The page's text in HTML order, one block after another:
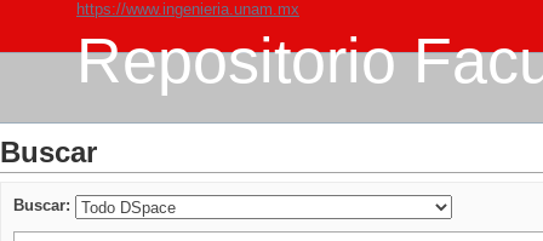
https://www.ingenieria.unam.mx
Repositorio
Buscar
Buscar: